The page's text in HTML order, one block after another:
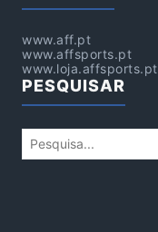
www.aff.pt
www.affsports.pt
www.loja.affsports.pt
PESQUISAR